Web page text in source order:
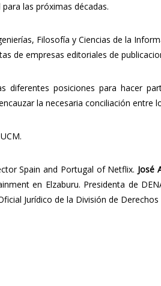
las próximas décadas.
Filosofía y Ciencias de la
de empresas editoriales de
diferentes posiciones para hacer
la necesaria conciliación
Spain and Portugal of Netflix. José
en Elzaburu. Presidenta de
Jurídico de la División de